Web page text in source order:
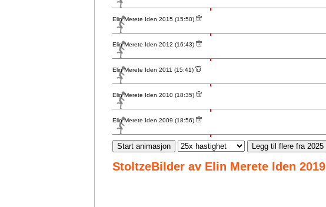
Elin Merete Iden 2015 (15:50)
Elin Merete Iden 2012 (16:43)
Elin Merete Iden 2011 (15:41)
Elin Merete Iden 2010 (18:35)
Elin Merete Iden 2009 (18:56)
Start animasjon Legg til flere fra 2025
StoltzeBilder av Elin Merete Iden 2019